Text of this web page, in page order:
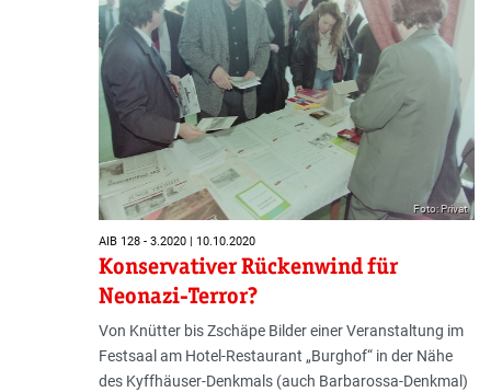
Foto: Privat
AIB 128 - 3.2020 | 10.10.2020
Konservativer Rückenwind für
Neonazi-Terror?
Von Knütter bis Zschäpe Bilder einer Veranstaltung im
Festsaal am Hotel-Restaurant „Burghof“ in der Nähe
des Kyffhäuser-Denkmals (auch Barbarossa-Denkmal)